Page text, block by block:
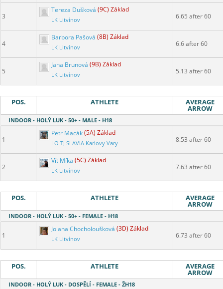
3
Tereza Dušková (9C) Základ
LK Litvínov 6.65 after 60
4
Barbora Pašová (8B) Základ
LK Litvínov 6.6 after 60
5
Jana Brunová (9B) Základ
LK Litvínov 5.13 after 60
POS. ATHLETE AVERAGE
ARROW
INDOOR - HOLÝ LUK - 50+ - MALE - H18
1
Petr Macák(5A) Základ
LO TJ SLAVIA Karlovy Vary 8.53 after 60
2
Vít Míka (5C) Základ
LK Litvínov 7.63 after 60
POS. ATHLETE AVERAGE
ARROW
INDOOR - HOLÝ LUK - 50+ - FEMALE - H18
1
Jolana Chocholoušková (3D) Základ
LK Litvínov 6.73 after 60
POS. ATHLETE AVERAGE
ARROW
INDOOR - HOLÝ LUK - DOSPĚLÍ - FEMALE - ŽH18